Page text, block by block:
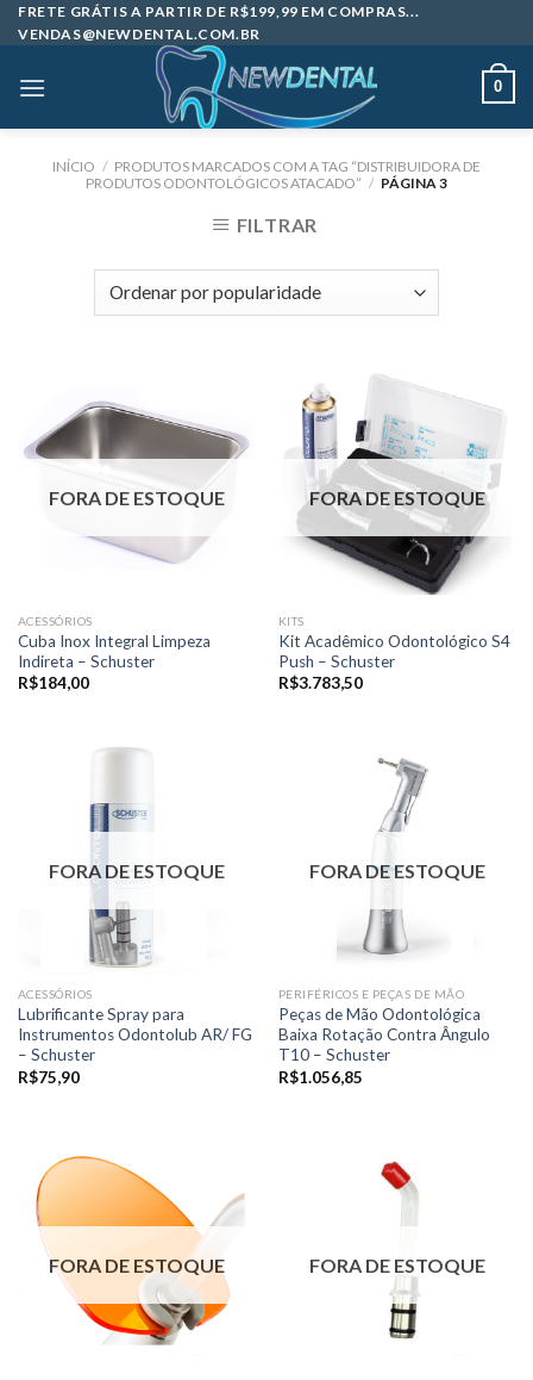
Skip
to
FRETE GRÁTIS A PARTIR DE R$199,99 EM COMPRAS...
VENDAS@NEWDENTAL.COM.BR
0
INÍCIO / PRODUTOS MARCADOS COM A TAG “DISTRIBUIDORA DE
PRODUTOS ODONTOLÓGICOS ATACADO” / PÁGINA 3
FILTRAR
FORA DE ESTOQUE
ACESSÓRIOS
Cuba Inox Integral Limpeza
Indireta – Schuster
R$184,00
FORA DE ESTOQUE
KITS
Kit Acadêmico Odontológico S4
Push – Schuster
R$3.783,50
FORA DE ESTOQUE
ACESSÓRIOS
Lubrificante Spray para
Instrumentos Odontolub AR/ FG
– Schuster
R$75,90
FORA DE ESTOQUE
PERIFÉRICOS E PEÇAS DE MÃO
Peças de Mão Odontológica
Baixa Rotação Contra Ângulo
T10 – Schuster
R$1.056,85
FORA DE ESTOQUE FORA DE ESTOQUE